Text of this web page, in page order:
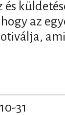
az
31